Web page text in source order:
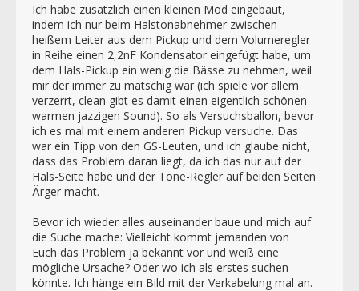
Ich habe zusätzlich einen kleinen Mod eingebaut,
indem ich nur beim Halstonabnehmer zwischen
heißem Leiter aus dem Pickup und dem Volumeregler
in Reihe einen 2,2nF Kondensator eingefügt habe, um
dem Hals-Pickup ein wenig die Bässe zu nehmen, weil
mir der immer zu matschig war (ich spiele vor allem
verzerrt, clean gibt es damit einen eigentlich schönen
warmen jazzigen Sound). So als Versuchsballon, bevor
ich es mal mit einem anderen Pickup versuche. Das
war ein Tipp von den GS-Leuten, und ich glaube nicht,
dass das Problem daran liegt, da ich das nur auf der
Hals-Seite habe und der Tone-Regler auf beiden Seiten
Ärger macht.
Bevor ich wieder alles auseinander baue und mich auf
die Suche mache: Vielleicht kommt jemanden von
Euch das Problem ja bekannt vor und weiß eine
mögliche Ursache? Oder wo ich als erstes suchen
könnte. Ich hänge ein Bild mit der Verkabelung mal an.